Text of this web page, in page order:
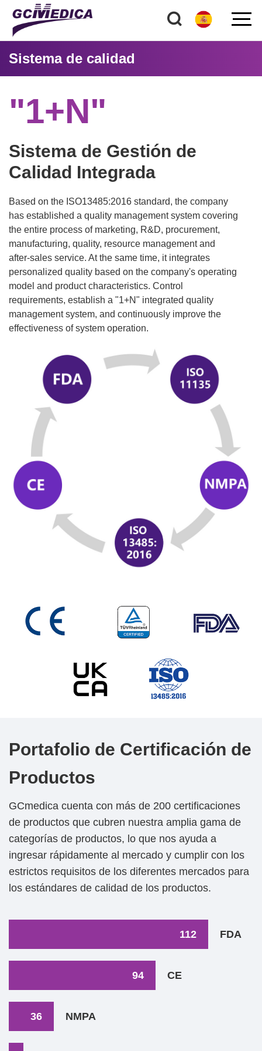
Sistema de calidad
"1+N"
Sistema de Gestión de
Calidad Integrada
Based on the ISO13485:2016 standard, the company
has established a quality management system covering
the entire process of marketing, R&D, procurement,
manufacturing, quality, resource management and
after-sales service. At the same time, it integrates
personalized quality based on the company's operating
model and product characteristics. Control
requirements, establish a "1+N" integrated quality
management system, and continuously improve the
effectiveness of system operation.
Portafolio de Certificación de
Productos
GCmedica cuenta con más de 200 certificaciones
de productos que cubren nuestra amplia gama de
categorías de productos, lo que nos ayuda a
ingresar rápidamente al mercado y cumplir con los
estrictos requisitos de los diferentes mercados para
los estándares de calidad de los productos.
112 FDA
94 CE
36 NMPA